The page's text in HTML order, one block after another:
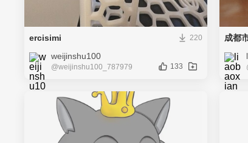
ercisimi 220
weijinshu100
@weijinshu100_787979 133
成都